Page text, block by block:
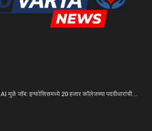
AI मुळे जॉब: इन्फोसिसमध्ये 20 हजार कॉलेजच्या पदवीधारांची...